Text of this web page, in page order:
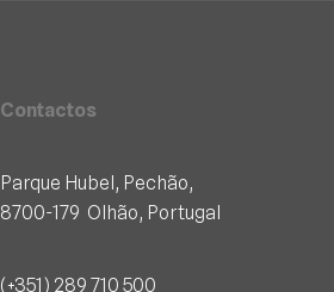
Contactos
Parque Hubel, Pechão,
8700-179 Olhão, Portugal
(+351) 289 710 500